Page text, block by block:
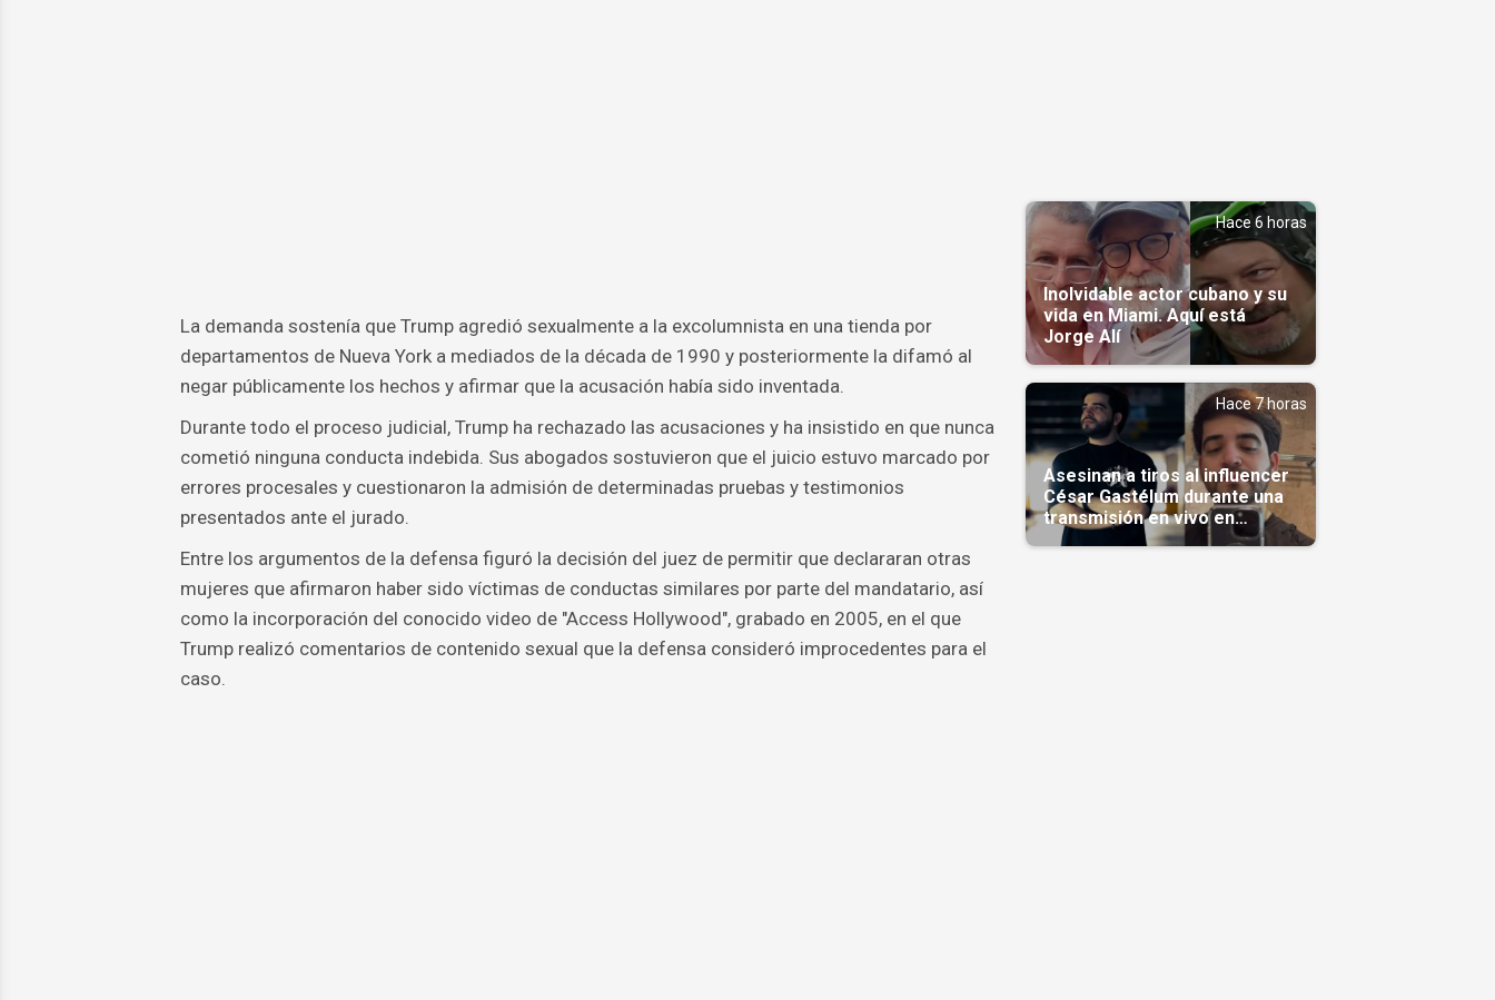
La demanda sostenía que Trump agredió sexualmente a la excolumnista en una tienda por
departamentos de Nueva York a mediados de la década de 1990 y posteriormente la difamó al
negar públicamente los hechos y afirmar que la acusación había sido inventada.
Durante todo el proceso judicial, Trump ha rechazado las acusaciones y ha insistido en que nunca
cometió ninguna conducta indebida. Sus abogados sostuvieron que el juicio estuvo marcado por
errores procesales y cuestionaron la admisión de determinadas pruebas y testimonios
presentados ante el jurado.
Entre los argumentos de la defensa figuró la decisión del juez de permitir que declararan otras
mujeres que afirmaron haber sido víctimas de conductas similares por parte del mandatario, así
como la incorporación del conocido video de "Access Hollywood", grabado en 2005, en el que
Trump realizó comentarios de contenido sexual que la defensa consideró improcedentes para el
caso.
Hace 6 horas
Inolvidable actor cubano y su
vida en Miami. Aquí está
Jorge Alí
Hace 7 horas
Asesinan a tiros al influencer
César Gastélum durante una
transmisión en vivo en
Sinaloa(Video)